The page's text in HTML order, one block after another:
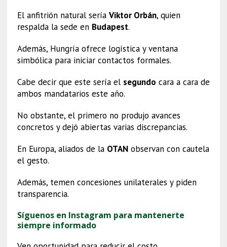
El anfitrión natural sería Viktor Orbán, quien
respalda la sede en Budapest.
Además, Hungría ofrece logística y ventana
simbólica para iniciar contactos formales.
Cabe decir que este sería el segundo cara a cara de
ambos mandatarios este año.
No obstante, el primero no produjo avances
concretos y dejó abiertas varias discrepancias.
En Europa, aliados de la OTANobservan con cautela
el gesto.
Además, temen concesiones unilaterales y piden
transparencia.
Síguenos en Instagram para mantenerte
siempre informado